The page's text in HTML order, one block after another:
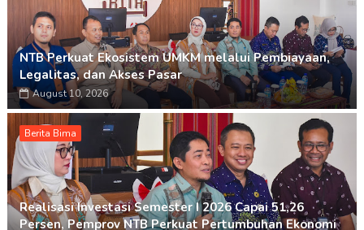
NTB Perkuat Ekosistem UMKM melalui Pembiayaan,
Legalitas, dan Akses Pasar
August 10, 2026
Berita Bima
Realisasi Investasi Semester I 2026 Capai 51,26
Persen, Pemprov NTB Perkuat Pertumbuhan Ekonomi